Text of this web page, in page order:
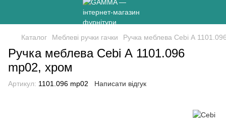
Каталог Меблеві ручки гачки Ручка меблева Cebi А
Ручка меблева Cebi А 1101.096
mp02, хром
Артикул: 1101.096 mp02 Написати відгук